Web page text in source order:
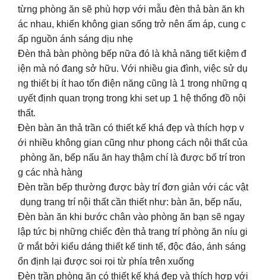
từng phòng ăn sẽ phù hợp với mẫu đèn thả bàn ăn kh
ác nhau, khiến không gian sống trở nên ấm áp, cung c
ấp nguồn ánh sáng dịu nhẹ
Đèn thả bàn phòng bếp nữa đó là khả năng tiết kiệm đ
iện mà nó đang sở hữu. Với nhiều gia đình, việc sử dụ
ng thiết bị ít hao tốn điện năng cũng là 1 trong những q
uyết định quan trọng trong khi set up 1 hệ thống đồ nội
thất.
Đèn bàn ăn thả trần có thiết kế khá đẹp và thích hợp v
ới nhiều không gian cũng như phong cách nội thất của
phòng ăn, bếp nấu ăn hay thậm chí là được bố trí tron
g các nhà hàng
Đèn trần bếp thường được bày trí đơn giản với các vật
dụng trang trí nội thất cần thiết như: bàn ăn, bếp nấu,
Đèn bàn ăn khi bước chân vào phòng ăn bạn sẽ ngay
lập tức bị những chiếc đèn thả trang trí phòng ăn níu gi
ữ mắt bởi kiểu dáng thiết kế tinh tế, độc đáo, ánh sáng
ổn định lại được soi rọi từ phía trên xuống
Đèn trần phòng ăn có thiết kế khá đẹp và thích hợp với